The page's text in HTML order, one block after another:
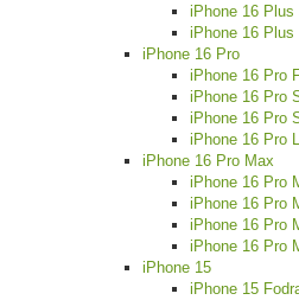
iPhone 16
iPhone 16 Plus
iPhone 16 Pro
iPhone 16 Pro
iPhone 16 Pro
iPhone 16 Pro
iPhone 16 Pro
iPhone 16 Pro Max
iPhone 16 Pro
iPhone 16 Pro
iPhone 16 Pro
iPhone 16 Pro
iPhone 15
iPhone 15